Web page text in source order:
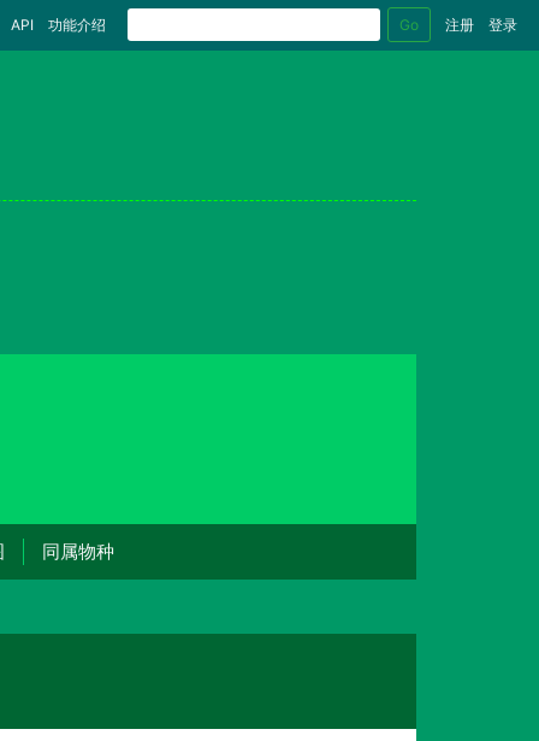
API 功能介绍 Go 注册 登录
同属物种